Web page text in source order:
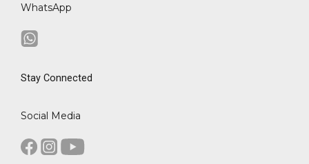
WhatsApp
Stay Connected
Social Media